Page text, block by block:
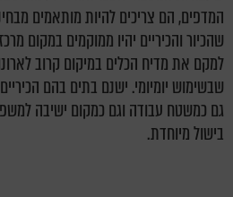
המדפים, הם צריכים להיות מותאמים
שהכיור והכיריים יהיו ממוקמים במקום
למקם את מדיח הכלים במיקום קרוב
שבשימוש יומיומי. ישנם בתים בהם
גם כמשטח עבודה וגם כמקום ישיבה
בישול מיוחדת.